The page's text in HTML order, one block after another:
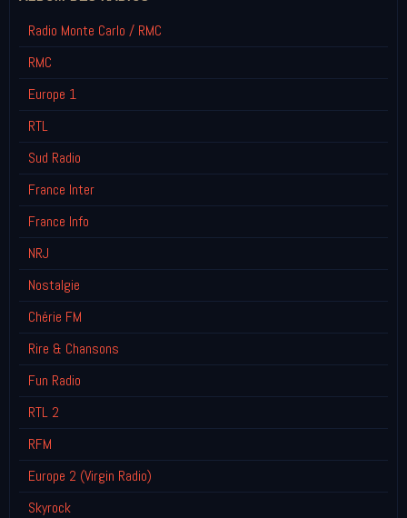
Radio Monte Carlo / RMC
RMC
Europe 1
RTL
Sud Radio
France Inter
France Info
NRJ
Nostalgie
Chérie FM
Rire & Chansons
Fun Radio
RTL 2
RFM
Europe 2 (Virgin Radio)
Skyrock